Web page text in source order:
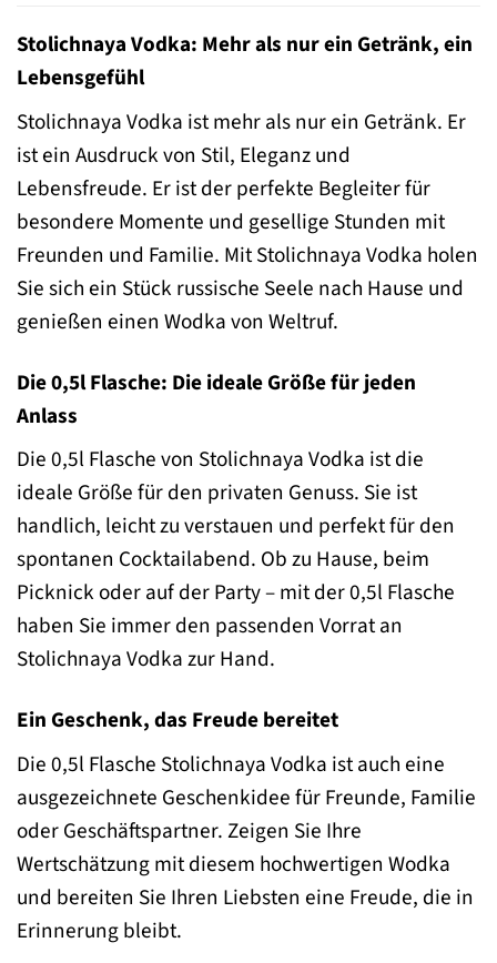
Stolichnaya Vodka: Mehr als nur ein Getränk, ein
Lebensgefühl
Stolichnaya Vodka ist mehr als nur ein Getränk. Er
ist ein Ausdruck von Stil, Eleganz und
Lebensfreude. Er ist der perfekte Begleiter für
besondere Momente und gesellige Stunden mit
Freunden und Familie. Mit Stolichnaya Vodka holen
Sie sich ein Stück russische Seele nach Hause und
genießen einen Wodka von Weltruf.
Die 0,5l Flasche: Die ideale Größe für jeden
Anlass
Die 0,5l Flasche von Stolichnaya Vodka ist die
ideale Größe für den privaten Genuss. Sie ist
handlich, leicht zu verstauen und perfekt für den
spontanen Cocktailabend. Ob zu Hause, beim
Picknick oder auf der Party – mit der 0,5l Flasche
haben Sie immer den passenden Vorrat an
Stolichnaya Vodka zur Hand.
Ein Geschenk, das Freude bereitet
Die 0,5l Flasche Stolichnaya Vodka ist auch eine
ausgezeichnete Geschenkidee für Freunde, Familie
oder Geschäftspartner. Zeigen Sie Ihre
Wertschätzung mit diesem hochwertigen Wodka
und bereiten Sie Ihren Liebsten eine Freude, die in
Erinnerung bleibt.